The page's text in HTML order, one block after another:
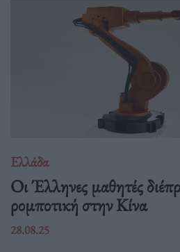
Ελλάδα
Οι Έλληνες μαθητές
ρομποτική στην Κίνα
28.08.25